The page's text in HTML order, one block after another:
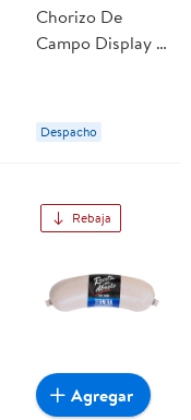
Chorizo De
Campo Display 8
Despacho
Rebaja
Agregar